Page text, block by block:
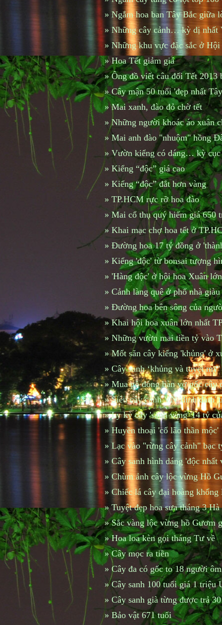
» Ngắm hoa ban Tây Bắc giữa
» Những cây cảnh… kỳ dị nhất
» Những khu vực đặc sắc ở
»Hoa Tết giảm giá
»Ông đồ viết câu đối Tết 2013
»Cây mận 50 tuổi 'đẹp nhất
»Mai xanh, đào đỏ chờ tết
»Những người khoác áo xuân
» Mai anh đào "nhuộm" hồng
» Vườn kiểng có dáng… kỳ cục
» Kiểng “độc” giá cao
» Kiểng “độc” đắt hơn vàng
» TP.HCM rực rỡ hoa đào
» Mai cổ thụ quý hiếm giá 650
» Khai mạc chợ hoa tết ở
» Đường hoa 17 tỷ đồng ở
» Kiểng 'độc' từ bonsai tượng
» 'Hàng độc' ở hội hoa Xuân
» Cảnh làng quê ở phố nhà
» Đường hoa bên sông của
»Khai hội hoa xuân lớn nhất
» Những vườn mai tiền tỷ vào
»Mốt săn cây kiểng 'khủng' ở
» Cây sanh ‘khủng và tuyệt
»Mua gỗ đóng bàn vớ gốc cây
»Siêu cây cảnh VN 'đình đám'
»Ly kỳ cây 'sanh vàng' 14 tỷ
» Huyền thoại 'cổ lão thần
» Lạc vào "rừng cây cảnh" bạc
» Cây sanh hình dáng 'độc
» Chùm ảnh cây lộc vừng Hồ
» Chiếc lá cây đại hoàng khổng
»Tuyệt đẹp hoa sưa tháng 3
»Sắc vàng lộc vừng hồ Gươm
»Hoa loa kèn gọi tháng Tư về
»Cây mọc ra tiền
» Cây đa có gốc to 18 người ôm
»Cây sanh 100 tuổi giá 1 triệu
» Cây sanh già từng được trả
» Bảo vật 671 tuổi